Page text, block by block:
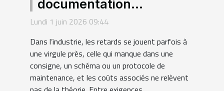
documentation
technique façonne la
industriels
Lundi 1 juin 2026 09:44
Dans l’industrie, les retards se jouent parfois à
une virgule près, celle qui manque dans une
consigne, un schéma ou un protocole de
maintenance, et les coûts associés ne relèvent